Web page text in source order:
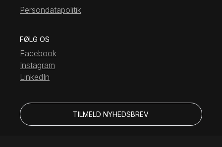
Persondatapolitik
FØLG OS
Facebook
Instagram
LinkedIn
TILMELD NYHEDSBREV